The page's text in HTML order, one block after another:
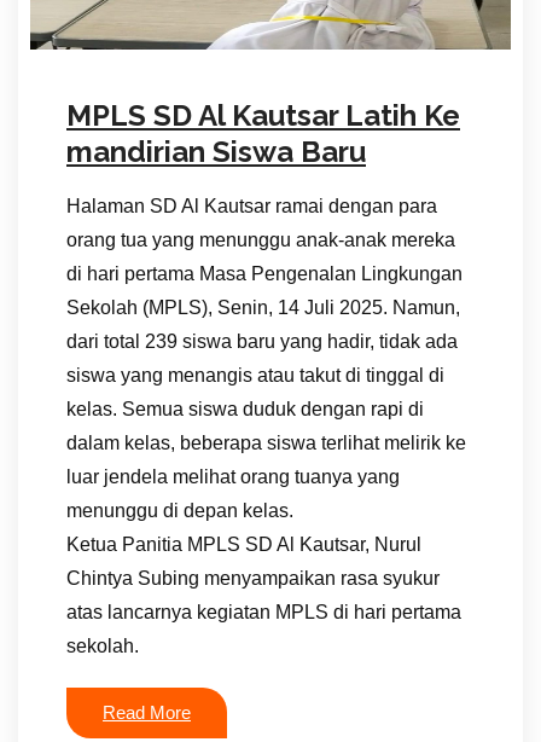
MPLS SD Al Kautsar Latih Ke
mandirian Siswa Baru
Halaman SD Al Kautsar ramai dengan para
orang tua yang menunggu anak-anak mereka
di hari pertama Masa Pengenalan Lingkungan
Sekolah (MPLS), Senin, 14 Juli 2025. Namun,
dari total 239 siswa baru yang hadir, tidak ada
siswa yang menangis atau takut di tinggal di
kelas. Semua siswa duduk dengan rapi di
dalam kelas, beberapa siswa terlihat melirik ke
luar jendela melihat orang tuanya yang
menunggu di depan kelas.
Ketua Panitia MPLS SD Al Kautsar, Nurul
Chintya Subing menyampaikan rasa syukur
atas lancarnya kegiatan MPLS di hari pertama
sekolah.
Read More